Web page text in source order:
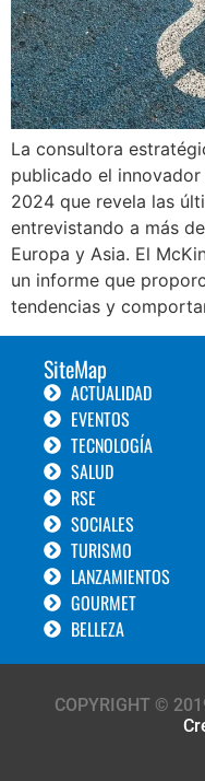
La consultora
publicado el
2024 que revela las
entrevistando a más
Europa y Asia. El
un informe que
tendencias y
SiteMap
ACTUALIDAD
EVENTOS
TECNOLOGÍA
SALUD
RSE
SOCIALES
TURISMO
LANZAMIENTOS
GOURMET
BELLEZA
COPYRIGHT ©